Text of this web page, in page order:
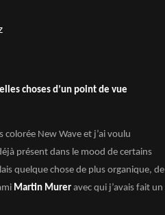
choses d’un point de vue
New Wave et j’ai voulu
présent dans le mood de certains
quelque chose de plus organique, de
Martin Murer avec qui j’avais fait un